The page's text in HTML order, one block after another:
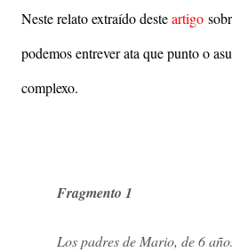
Neste relato extraído desteartigo
podemos entrever ata que punto o
complexo.
Fragmento 1
Los padres de Mario, de 6